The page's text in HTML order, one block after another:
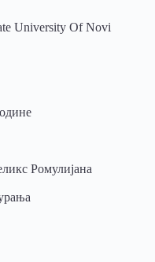
University Of Novi
Ромулијана